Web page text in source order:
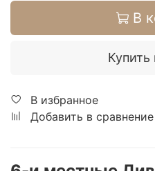
В
Купить
В избранное
Добавить в сравнение